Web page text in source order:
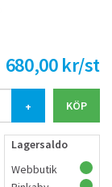
680,00 kr/st
+
Lagersaldo
Webbutik